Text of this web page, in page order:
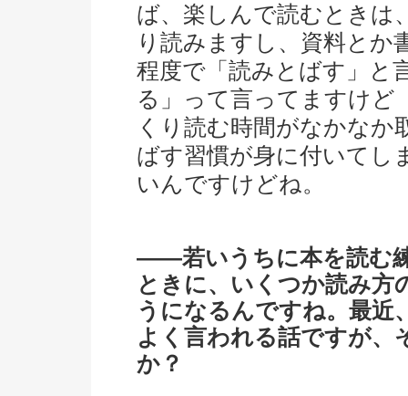
ば、楽しんで読むときは
り読みますし、資料とか
程度で「読みとばす」と
る」って言ってますけど
くり読む時間がなかなか
ばす習慣が身に付いてし
いんですけどね。
――若いうちに本を読む
ときに、いくつか読み
うになるんですね。最近
よく言われる話ですが、
か？